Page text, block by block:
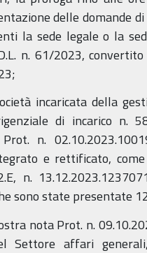
delle domande
la sede legale o la
n. 61/2023,
incaricata della
di incarico n.
n.
e rettificato,
n.
sono state presentate
nota Prot. n.
Settore affari